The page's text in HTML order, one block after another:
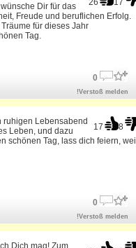
26 17
Dir für das
Freude und beruflichen Erfolg.
für dieses Jahr
Tag.
0
!Verstoß melden
17 8
ruhigen Lebensabend
Leben, und dazu
schönen Tag, lass dich feiern, weil
0
!Verstoß melden
Dich mag! Zum